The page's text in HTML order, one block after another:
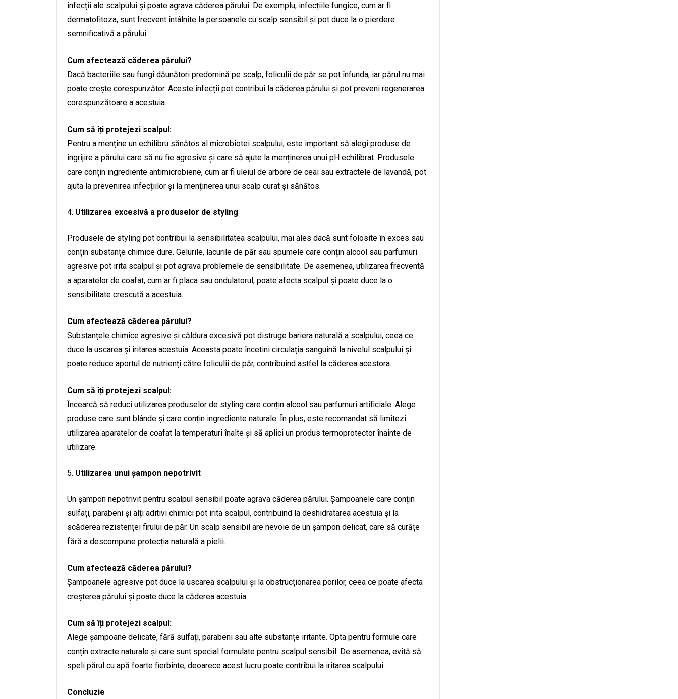
infecții ale scalpului și poate agrava căderea părului. De exemplu, infecțiile fungice, cum ar fi
dermatofitoza, sunt frecvent întâlnite la persoanele cu scalp sensibil și pot duce la o pierdere
semnificativă a părului.
Cum afectează căderea părului?
Dacă bacteriile sau fungi dăunători predomină pe scalp, foliculii de păr se pot înfunda, iar părul nu mai
poate crește corespunzător. Aceste infecții pot contribui la căderea părului și pot preveni regenerarea
corespunzătoare a acestuia.
Cum să îți protejezi scalpul:
Pentru a menține un echilibru sănătos al microbiotei scalpului, este important să alegi produse de
îngrijire a părului care să nu fie agresive și care să ajute la menținerea unui pH echilibrat. Produsele
care conțin ingrediente antimicrobiene, cum ar fi uleiul de arbore de ceai sau extractele de lavandă, pot
ajuta la prevenirea infecțiilor și la menținerea unui scalp curat și sănătos.
Utilizarea excesivă a produselor de styling
Produsele de styling pot contribui la sensibilitatea scalpului, mai ales dacă sunt folosite în exces sau
conțin substanțe chimice dure. Gelurile, lacurile de păr sau spumele care conțin alcool sau parfumuri
agresive pot irita scalpul și pot agrava problemele de sensibilitate. De asemenea, utilizarea frecventă
a aparatelor de coafat, cum ar fi placa sau ondulatorul, poate afecta scalpul și poate duce la o
sensibilitate crescută a acestuia.
Cum afectează căderea părului?
Substanțele chimice agresive și căldura excesivă pot distruge bariera naturală a scalpului, ceea ce
duce la uscarea și iritarea acestuia. Aceasta poate încetini circulația sanguină la nivelul scalpului și
poate reduce aportul de nutrienți către foliculii de păr, contribuind astfel la căderea acestora.
Cum să îți protejezi scalpul:
Încearcă să reduci utilizarea produselor de styling care conțin alcool sau parfumuri artificiale. Alege
produse care sunt blânde și care conțin ingrediente naturale. În plus, este recomandat să limitezi
utilizarea aparatelor de coafat la temperaturi înalte și să aplici un produs termoprotector înainte de
utilizare.
Utilizarea unui șampon nepotrivit
Un șampon nepotrivit pentru scalpul sensibil poate agrava căderea părului. Șampoanele care conțin
sulfați, parabeni și alți aditivi chimici pot irita scalpul, contribuind la deshidratarea acestuia și la
scăderea rezistenței firului de păr. Un scalp sensibil are nevoie de un șampon delicat, care să curățe
fără a descompune protecția naturală a pielii.
Cum afectează căderea părului?
Șampoanele agresive pot duce la uscarea scalpului și la obstrucționarea porilor, ceea ce poate afecta
creșterea părului și poate duce la căderea acestuia.
Cum să îți protejezi scalpul:
Alege șampoane delicate, fără sulfați, parabeni sau alte substanțe iritante. Opta pentru formule care
conțin extracte naturale și care sunt special formulate pentru scalpul sensibil. De asemenea, evită să
speli părul cu apă foarte fierbinte, deoarece acest lucru poate contribui la iritarea scalpului.
Concluzie